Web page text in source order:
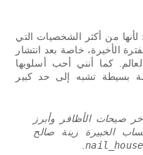
لأنها من أكثر الشخصيات التي
الأخيرة، خاصة بعد انتشار
كما أنني أحب أسلوبها
بسيطة تشبه إلى حد كبير
صيحات الأظافر وأبرز
الخبيرة زينة صالح
.